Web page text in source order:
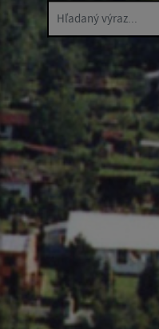
Hľadaný výraz...